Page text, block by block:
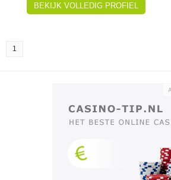
BEKIJK VOLLEDIG PROFIEL
1